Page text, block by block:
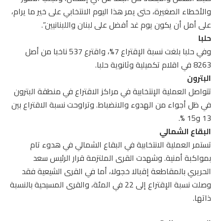
والأخطاء الصغيرة، حتى يمر هذا اليوم الانتخابي على خير ما يرام،
على أمل أن يكون يوم غد أفضل على لبنان واللبنانيين”.
حلبا
وفي حلبا بلغت نسبة الإقتراع 7%، واقترع 537 ناخبا من أصل
8263 في اقلام تكميلية وثانوية حلبا.
البترون
تتواصل العملية الإنتخابية في مراكز الاقتراع في منطقة البترون
في ظل أجواء من الهدوء والانضباط. وتراوحت نسبة الاقتراع بين
13 و15 %.
البقاع الشمالي
تستمر العملية الانتخابية في البقاع الشمالي في هدوء تام
بمواكبة أمنية. وشهدت القرى الملتزمة قرار الرئيس سعد
الحريري بالمقاطعة إقبالا خجولا، أما في القرى الشيعية فقد
وصلت نسبة الإقتراع إلى 22 في المئة، والقرى المسيحية بالنسبة
ذاتها.